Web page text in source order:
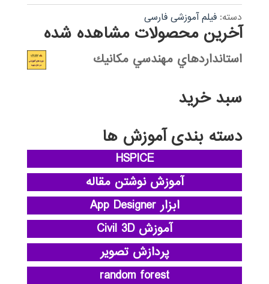
دسته: فیلم آموزشی فارسی
آخرین محصولات مشاهده شده
استانداردهاي مهندسي مكانيك
سبد خرید
دسته بندی آموزش ها
HSPICE
آموزش نوشتن مقاله
ابزار App Designer
آموزش Civil 3D
پردازش تصویر
random forest